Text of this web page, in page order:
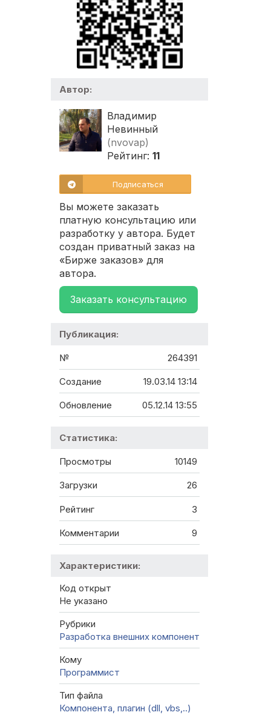
Автор:
Владимир
Невинный
(nvovap)
Рейтинг: 11
Подписаться
Вы можете заказать
платную консультацию или
разработку у автора. Будет
создан приватный заказ на
«Бирже заказов» для
автора.
Заказать консультацию
Публикация:
№ 264391
Создание 19.03.14 13:14
Обновление 05.12.14 13:55
Статистика:
Просмотры 10149
Загрузки 26
Рейтинг 3
Комментарии 9
Характеристики:
Код открыт
Не указано
Рубрики
Разработка внешних компонент
Кому
Программист
Тип файла
Компонента, плагин (dll, vbs,..)